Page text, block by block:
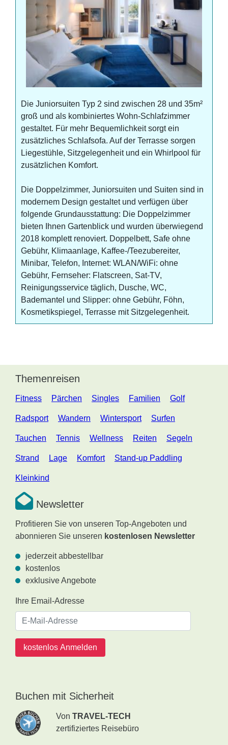
Die Juniorsuiten Typ 2 sind zwischen 28 und 35m²
groß und als kombiniertes Wohn-Schlafzimmer
gestaltet. Für mehr Bequemlichkeit sorgt ein
zusätzliches Schlafsofa. Auf der Terrasse sorgen
Liegestühle, Sitzgelegenheit und ein Whirlpool für
zusätzlichen Komfort.
Die Doppelzimmer, Juniorsuiten und Suiten sind in
modernem Design gestaltet und verfügen über
folgende Grundausstattung: Die Doppelzimmer
bieten Ihnen Gartenblick und wurden überwiegend
2018 komplett renoviert. Doppelbett, Safe ohne
Gebühr, Klimaanlage, Kaffee-/Teezubereiter,
Minibar, Telefon, Internet: WLAN/WiFi: ohne
Gebühr, Fernseher: Flatscreen, Sat-TV,
Reinigungsservice täglich, Dusche, WC,
Bademantel und Slipper: ohne Gebühr, Föhn,
Kosmetikspiegel, Terrasse mit Sitzgelegenheit.
Themenreisen
Fitness Pärchen Singles Familien Golf
Radsport Wandern Wintersport Surfen
Tauchen Tennis Wellness Reiten Segeln
Strand Lage Komfort Stand-up Paddling
Kleinkind
Newsletter
Profitieren Sie von unseren Top-Angeboten und
abonnieren Sie unseren kostenlosen Newsletter
jederzeit abbestellbar
kostenlos
exklusive Angebote
Ihre Email-Adresse
kostenlos Anmelden
Buchen mit Sicherheit
Von TRAVEL-TECH
zertifiziertes Reisebüro